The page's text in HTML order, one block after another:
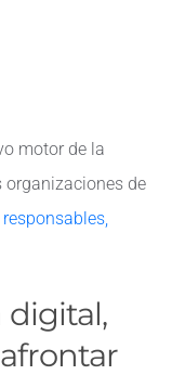
Contacto
motor de la
organizaciones de
responsables,
digital,